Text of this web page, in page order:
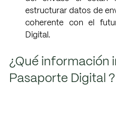
estructurar datos de
coherente con el
Digital.
¿Qué información
Pasaporte Digital ?